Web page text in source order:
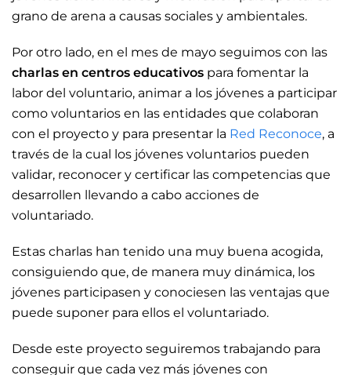
grano de arena a causas sociales y ambientales.
Por otro lado, en el mes de mayo seguimos con las
charlas en centros educativos para fomentar la
labor del voluntario, animar a los jóvenes a participar
como voluntarios en las entidades que colaboran
con el proyecto y para presentar la Red Reconoce, a
través de la cual los jóvenes voluntarios pueden
validar, reconocer y certificar las competencias que
desarrollen llevando a cabo acciones de
voluntariado.
Estas charlas han tenido una muy buena acogida,
consiguiendo que, de manera muy dinámica, los
jóvenes participasen y conociesen las ventajas que
puede suponer para ellos el voluntariado.
Desde este proyecto seguiremos trabajando para
conseguir que cada vez más jóvenes con